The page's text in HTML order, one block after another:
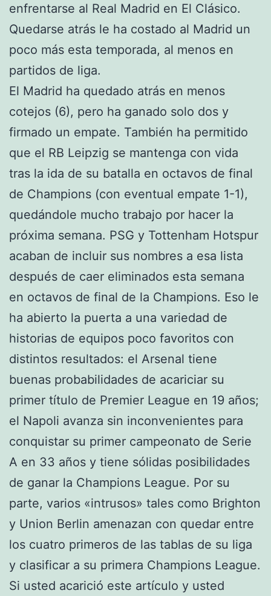
enfrentarse al Real Madrid en El Clásico.
Quedarse atrás le ha costado al Madrid un
poco más esta temporada, al menos en
partidos de liga.
El Madrid ha quedado atrás en menos
cotejos (6), pero ha ganado solo dos y
firmado un empate. También ha permitido
que el RB Leipzig se mantenga con vida
tras la ida de su batalla en octavos de final
de Champions (con eventual empate 1-1),
quedándole mucho trabajo por hacer la
próxima semana. PSG y Tottenham Hotspur
acaban de incluir sus nombres a esa lista
después de caer eliminados esta semana
en octavos de final de la Champions. Eso le
ha abierto la puerta a una variedad de
historias de equipos poco favoritos con
distintos resultados: el Arsenal tiene
buenas probabilidades de acariciar su
primer título de Premier League en 19 años;
el Napoli avanza sin inconvenientes para
conquistar su primer campeonato de Serie
A en 33 años y tiene sólidas posibilidades
de ganar la Champions League. Por su
parte, varios «intrusos» tales como Brighton
y Union Berlin amenazan con quedar entre
los cuatro primeros de las tablas de su liga
y clasificar a su primera Champions League.
Si usted acarició este artículo y usted